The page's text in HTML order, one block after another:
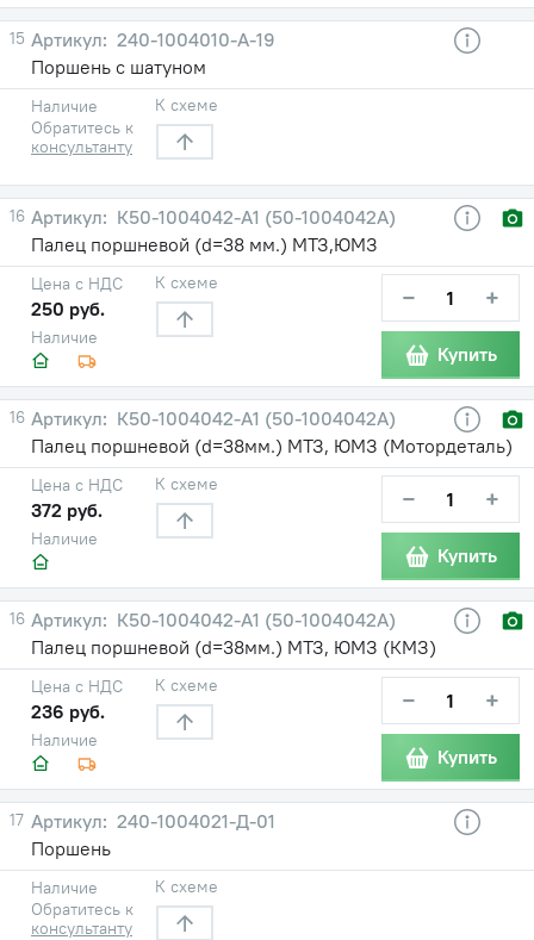
15
240-1004010-A-19
Поршень с шатуном
Наличие
Обратитесь к
консультанту
К схеме
16
К50-1004042-A1 (50-1004042А)
Палец поршневой (d=38 мм.) МТЗ,ЮМЗ
Наличие
Цена с НДС
250 руб.
К схеме − +
Купить
16
К50-1004042-A1 (50-1004042А)
Палец поршневой (d=38мм.) МТЗ, ЮМЗ (Мотордеталь)
Наличие
Цена с НДС
372 руб.
К схеме − +
Купить
16
К50-1004042-A1 (50-1004042А)
Палец поршневой (d=38мм.) МТЗ, ЮМЗ (КМЗ)
Наличие
Цена с НДС
236 руб.
К схеме − +
Купить
17
240-1004021-Д-01
Поршень
Наличие
Обратитесь к
консультанту
К схеме